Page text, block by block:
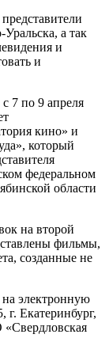
а так
и
и
7 по 9 апреля
кино» и
который
федеральном
области
на второй
фильмы,
созданные не
электронную
г. Екатеринбург,